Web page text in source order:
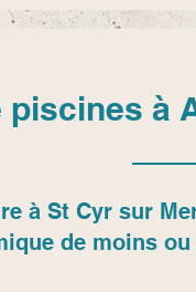
piscines à
à St Cyr sur
de moins